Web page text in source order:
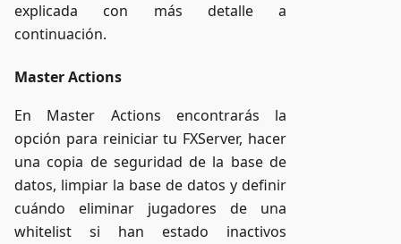
explicada con más detalle a
continuación.
Master Actions
En Master Actions encontrarás la
opción para reiniciar tu FXServer, hacer
una copia de seguridad de la base de
datos, limpiar la base de datos y definir
cuándo eliminar jugadores de una
whitelist si han estado inactivos